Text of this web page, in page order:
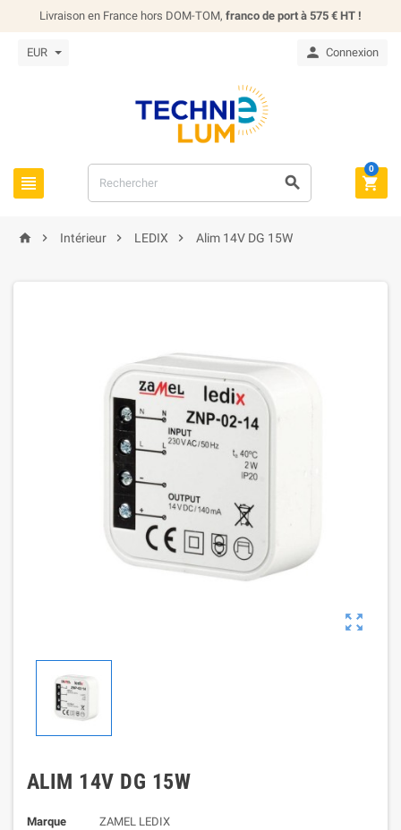
Livraison en France hors DOM-TOM, franco de port à 575 € HT !
EUR  Connexion
  
0
  Intérieur  LEDIX  Alim 14V DG 15W

ALIM 14V DG 15W
Marque
ZAMEL LEDIX